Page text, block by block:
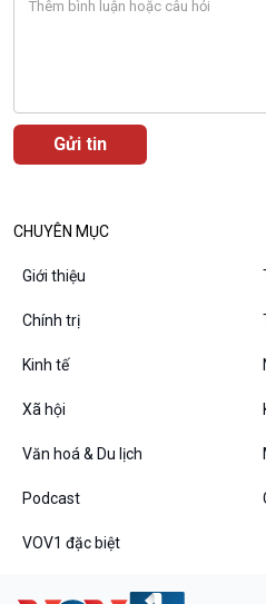
Podcast
Thanh âm ký sự
CHUYÊN MỤC
Giới thiệu
Chính trị
Kinh tế
Xã hội
Văn hoá & Du lịch
Podcast
VOV1 đặc biệt